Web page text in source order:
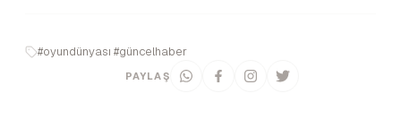
#oyundünyası #güncelhaber
PAYLAŞ